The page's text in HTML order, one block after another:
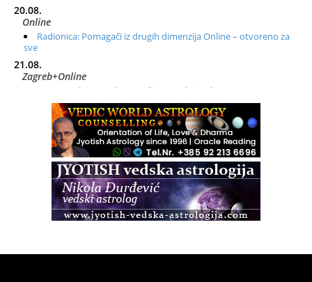
20.08.
Online
Radionica: Pomagači iz drugih dimenzija Online – otvoreno za
sve
21.08.
Zagreb+Online
Osnovni ThetaHealing® tečaj, Zagreb i Online
Zagreb
Osnovna radionica za izscjeljivanje pranom (Basic Pranic
Healing course)
Access BARS®, otpusti stres
Access Energetski Facelift®